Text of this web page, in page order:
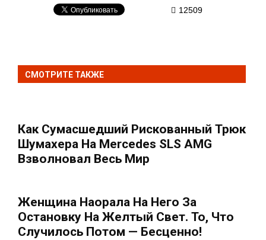
12509
СМОТРИТЕ ТАКЖЕ
Как Сумасшедший Рискованный Трюк
Шумахера На Mercedes SLS AMG
Взволновал Весь Мир
Женщина Наорала На Него За
Остановку На Желтый Свет. То, Что
Случилось Потом — Бесценно!